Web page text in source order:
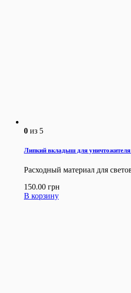
0 из 5
Липкий вкладыш для
Расходный материал для
150.00 грн
В корзину